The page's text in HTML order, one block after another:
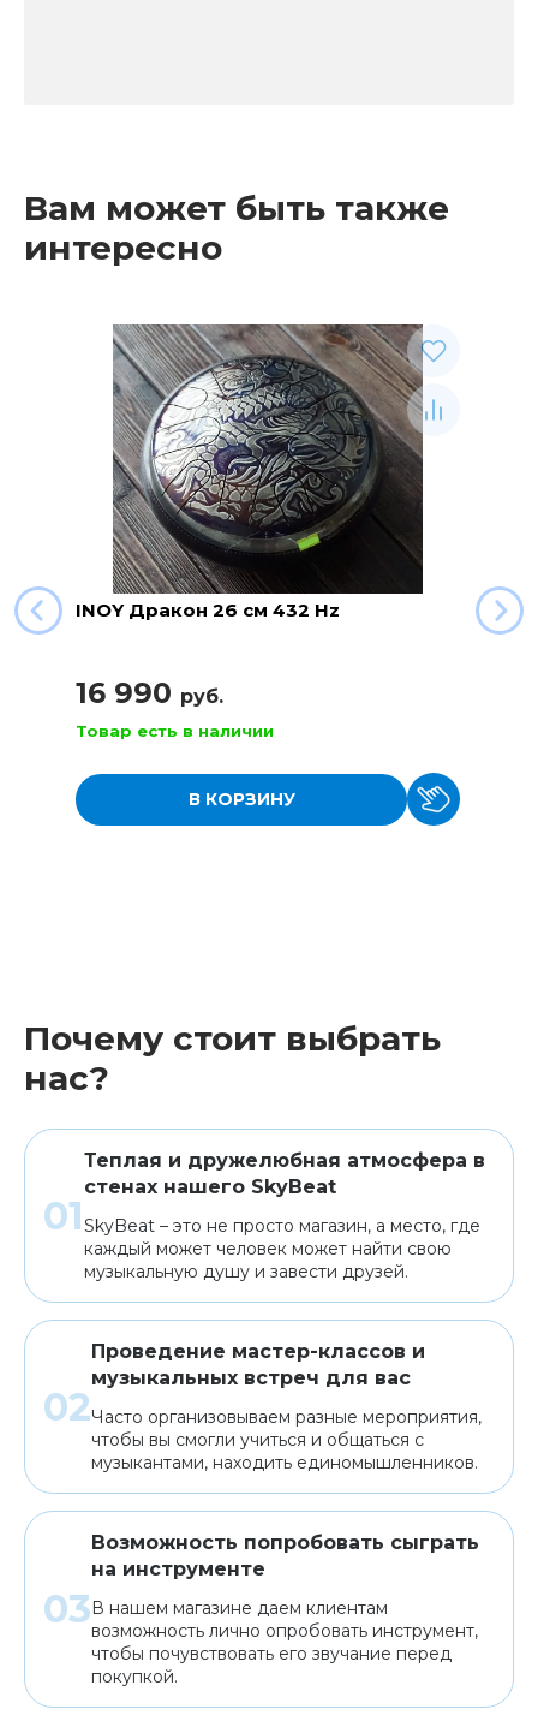
Вам может быть также
интересно
INOY Дракон 26 см 432 Hz
16 990 руб.
Товар есть в наличии
В КОРЗИНУ
Почему стоит выбрать
нас?
Теплая и дружелюбная атмосфера в
стенах нашего SkyBeat
SkyBeat – это не просто магазин, а место, где
каждый может человек может найти свою
музыкальную душу и завести друзей.
Проведение мастер-классов и
музыкальных встреч для вас
Часто организовываем разные мероприятия,
чтобы вы смогли учиться и общаться с
музыкантами, находить единомышленников.
Возможность попробовать сыграть
на инструменте
В нашем магазине даем клиентам
возможность лично опробовать инструмент,
чтобы почувствовать его звучание перед
покупкой.